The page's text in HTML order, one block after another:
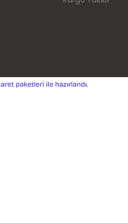
e-